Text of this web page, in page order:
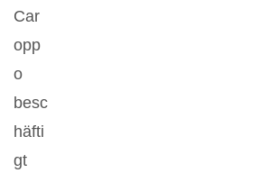
Car
opp
o
besc
häfti
gt